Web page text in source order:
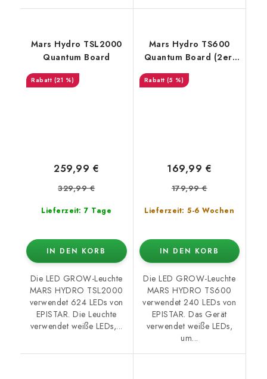
Mars Hydro TSL2000
Quantum Board
(21 %)
Lieferzeit: 7 Tage
259,99 €
329,99 €
IN DEN KORB
Die LED GROW-Leuchte
MARS HYDRO TSL2000
verwendet 624 LEDs von
EPISTAR. Die Leuchte
verwendet weiße LEDs,...
Mars Hydro TS600
Quantum Board (2er-
Pack)
(5 %)
Lieferzeit: 5-6 Wochen
169,99 €
179,99 €
IN DEN KORB
Die LED GROW-Leuchte
MARS HYDRO TS600
verwendet 240 LEDs von
EPISTAR. Das Gerät
verwendet weiße LEDs,
um...